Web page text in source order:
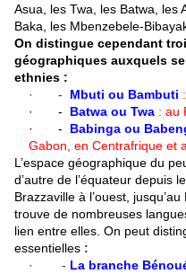
Asua, les Twa, les Batwa, les
Baka, les Mbenzebele-
On distingue cependant
géographiques auxquels
ethnies :
· - Mbuti ou Bambuti
· - Batwa ou Twa : au
· -
Babinga ou
Gabon, en Centrafrique et
L’espace géographique du
d’autre de l’équateur depuis
Brazzaville à l’ouest,
trouve de nombreuses
lien entre elles. On peut
essentielles :
· - La branche